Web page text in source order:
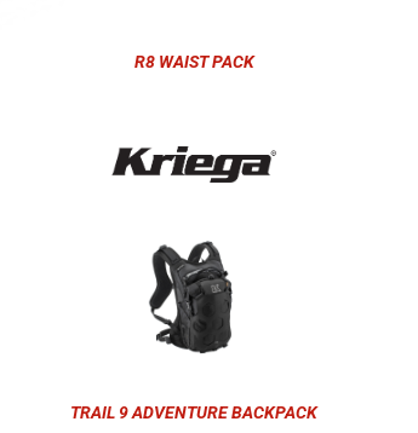
R8 WAIST PACK
TRAIL 9 ADVENTURE BACKPACK